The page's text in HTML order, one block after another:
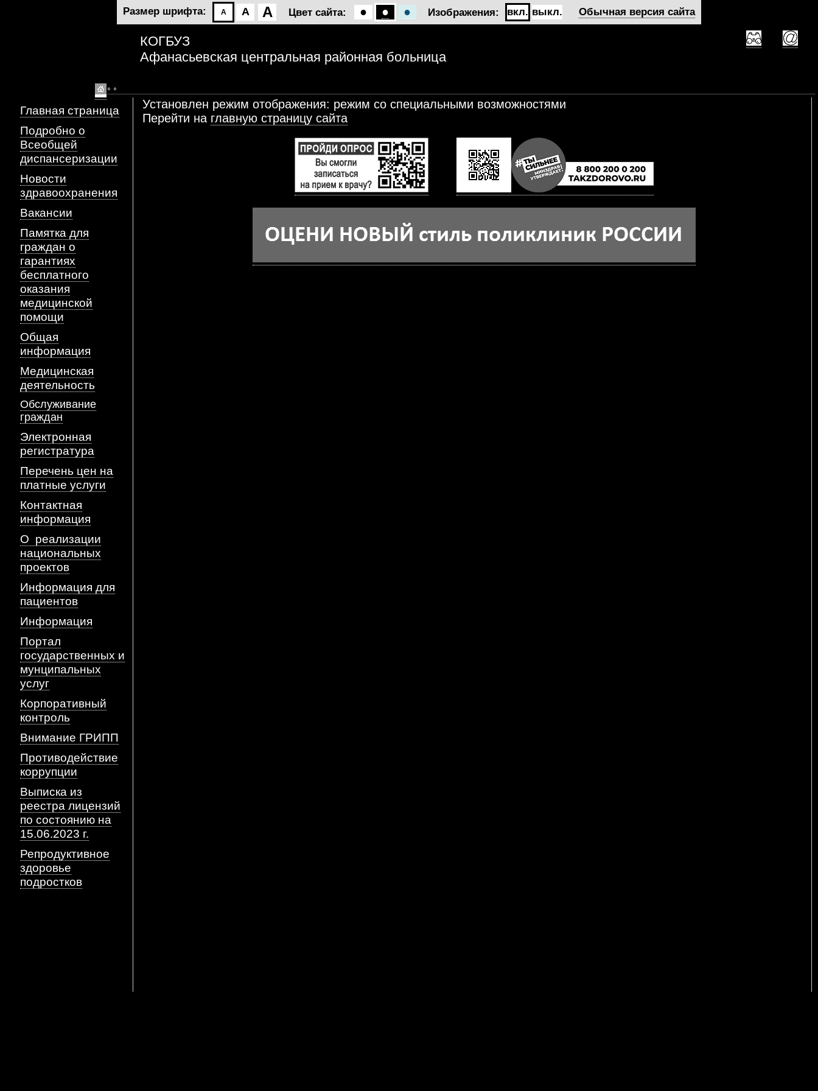
Размер шрифта: A A A Цвет сайта: ● ● ● Изображения: вкл. выкл. Обычная версия сайта
◦ ◦
КОГБУЗ
Афанасьевская центральная районная больница
Главная страница
Подробно о
Всеобщей
диспансеризации
Новости
здравоохранения
Вакансии
Памятка для
граждан о
гарантиях
бесплатного
оказания
медицинской
помощи
Общая
информация
Медицинская
деятельность
Обслуживание
граждан
Электронная
регистратура
Перечень цен на
платные услуги
Контактная
информация
О реализации
национальных
проектов
Информация для
пациентов
Информация
Портал
государственных и
мунципальных
услуг
Корпоративный
контроль
Внимание ГРИПП
Противодействие
коррупции
Выписка из
реестра лицензий
по состоянию на
15.06.2023 г.
Репродуктивное
здоровье
подростков
Установлен режим отображения: режим со специальными возможностями
Перейти на главную страницу сайта